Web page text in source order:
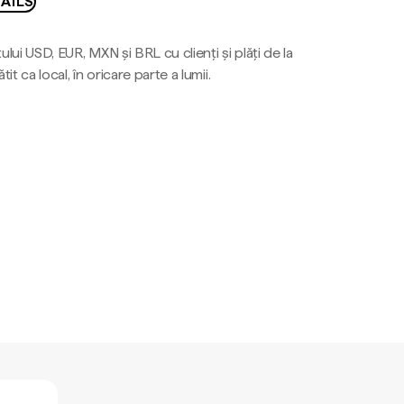
USD, EUR, MXN și BRL cu clienți și plăți de la
ca local, în oricare parte a lumii.